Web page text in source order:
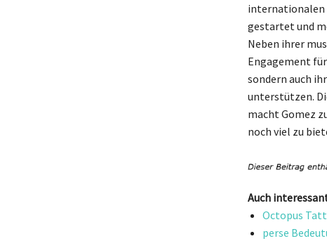
internationalen
gestartet und
Neben ihrer
Engagement
sondern auch
unterstützen.
macht Gomez
noch viel zu
Auch
Octopus
perse